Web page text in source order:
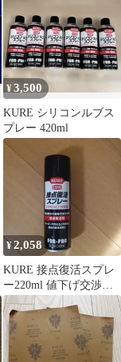
¥3,500
KURE シリコンルブス
プレー 420ml
¥2,058
KURE 接点復活スプレ
ー220ml 値下げ交渉可
能